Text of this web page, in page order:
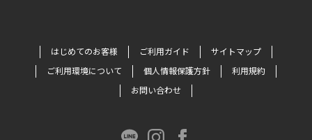
はじめてのお客様 ご利用ガイド
サイトマップ
ご利用環境について
個人情報保護方針
利用規約
お問い合わせ